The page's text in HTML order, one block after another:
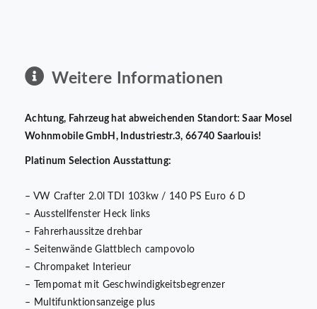
Weitere Informationen
Achtung, Fahrzeug hat abweichenden Standort: Saar Mosel
Wohnmobile GmbH, Industriestr.3, 66740 Saarlouis!
Platinum Selection Ausstattung:
– VW Crafter 2.0l TDI 103kw / 140 PS Euro 6 D
– Ausstellfenster Heck links
– Fahrerhaussitze drehbar
– Seitenwände Glattblech campovolo
– Chrompaket Interieur
– Tempomat mit Geschwindigkeitsbegrenzer
– Multifunktionsanzeige plus